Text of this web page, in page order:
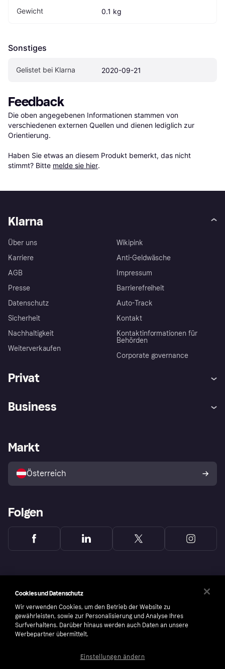
Gewicht 0.1 kg
Sonstiges
Gelistet bei Klarna 2020-09-21
Feedback
Die oben angegebenen Informationen stammen von
verschiedenen externen Quellen und dienen lediglich zur
Orientierung.
Haben Sie etwas an diesem Produkt bemerkt, das nicht
stimmt? Bitte melde sie hier.
Klarna
Über uns
Karriere
AGB
Presse
Datenschutz
Sicherheit
Nachhaltigkeit
Weiterverkaufen
Wikipink
Anti-Geldwäsche
Impressum
Barrierefreiheit
Auto-Track
Kontakt
Kontaktinformationen für
Behörden
Corporate governance
Privat
Shops entdecken
Business
Händlerportal
Markt
Österreich
Folgen
Cookies und Datenschutz
Wir verwenden Cookies, um den Betrieb der Website zu
gewährleisten, sowie zur Personalisierung und Analyse Ihres
Surfverhaltens. Darüber hinaus werden auch Daten an unsere
Werbepartner übermittelt.
Einstellungen ändern